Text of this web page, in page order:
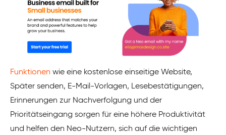
Funktionen wie eine kostenlose einseitige Website,
Später senden, E-Mail-Vorlagen, Lesebestätigungen,
Erinnerungen zur Nachverfolgung und der
Prioritätseingang sorgen für eine höhere Produktivität
und helfen den Neo-Nutzern, sich auf die wichtigen